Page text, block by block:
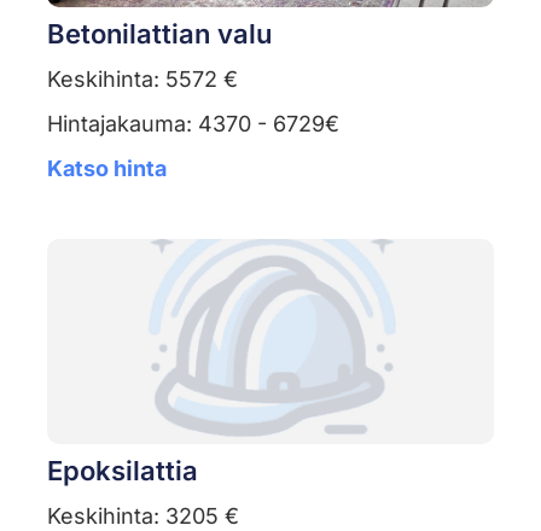
Betonilattian valu
Keskihinta: 5572 €
Hintajakauma: 4370 - 6729€
Katso hinta
Epoksilattia
Keskihinta: 3205 €